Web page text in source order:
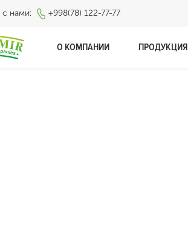
с нами: +998(78) 122-77-77
О КОМПАНИИ ПРОДУКЦИЯ